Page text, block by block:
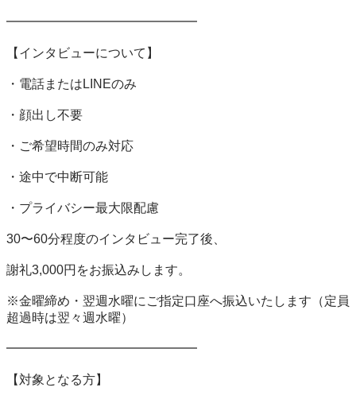
━━━━━━━━━━━━━━━
【インタビューについて】
・電話またはLINEのみ
・顔出し不要
・ご希望時間のみ対応
・途中で中断可能
・プライバシー最大限配慮
30〜60分程度のインタビュー完了後、
謝礼3,000円をお振込みします。
※金曜締め・翌週水曜にご指定口座へ振込いたします（定員
超過時は翌々週水曜）
━━━━━━━━━━━━━━━
【対象となる方】